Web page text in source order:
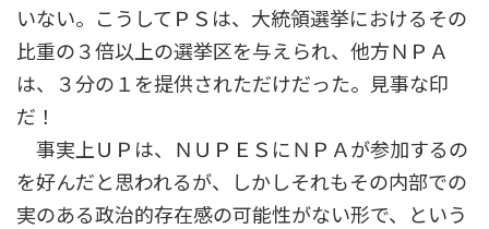
いない。こうしてＰＳは、大統領選挙におけるその
比重の３倍以上の選挙区を与えられ、他方ＮＰＡ
は、３分の１を提供されただけだった。見事な印
だ！
事実上ＵＰは、ＮＵＰＥＳにＮＰＡが参加するの
を好んだと思われるが、しかしそれもその内部での
実のある政治的存在感の可能性がない形で、という